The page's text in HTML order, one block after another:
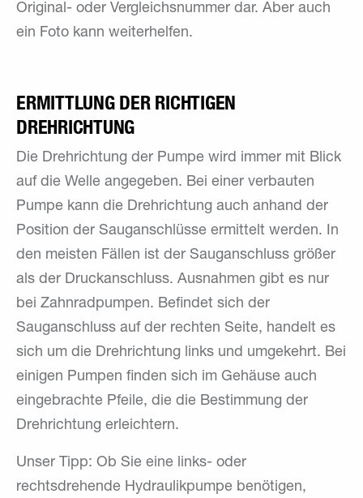
Original- oder Vergleichsnummer dar. Aber auch
ein Foto kann weiterhelfen.
ERMITTLUNG DER RICHTIGEN
DREHRICHTUNG
Die Drehrichtung der Pumpe wird immer mit Blick
auf die Welle angegeben. Bei einer verbauten
Pumpe kann die Drehrichtung auch anhand der
Position der Sauganschlüsse ermittelt werden. In
den meisten Fällen ist der Sauganschluss größer
als der Druckanschluss. Ausnahmen gibt es nur
bei Zahnradpumpen. Befindet sich der
Sauganschluss auf der rechten Seite, handelt es
sich um die Drehrichtung links und umgekehrt. Bei
einigen Pumpen finden sich im Gehäuse auch
eingebrachte Pfeile, die die Bestimmung der
Drehrichtung erleichtern.
Unser Tipp: Ob Sie eine links- oder
rechtsdrehende Hydraulikpumpe benötigen,